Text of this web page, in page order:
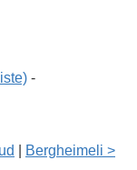
-
Bergheimeli >